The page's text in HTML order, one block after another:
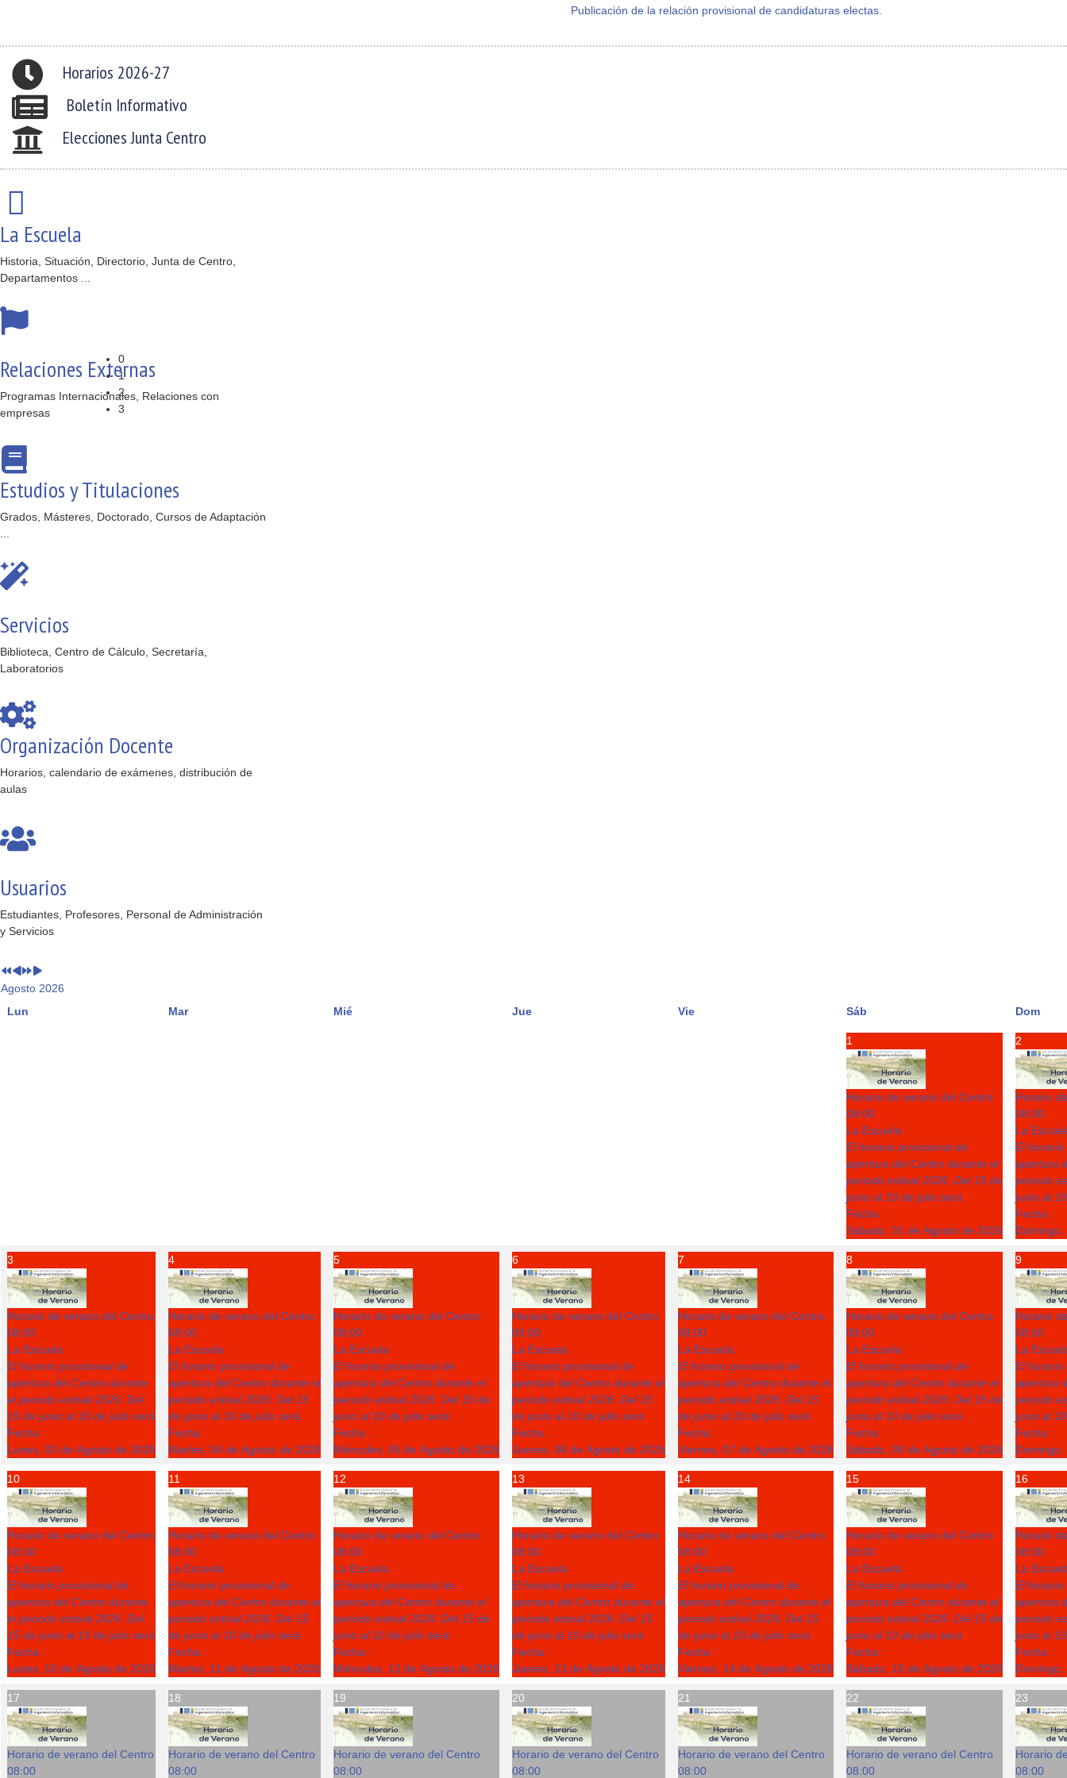
0
1
2
3
Publicación de la relación provisional de candidaturas electas.
Horarios 2026-27
Boletín Informativo
Elecciones Junta Centro
La Escuela
Historia, Situación, Directorio, Junta de Centro,
Departamentos ...
Relaciones Externas
Programas Internacionales, Relaciones con
empresas
Estudios y Titulaciones
Grados, Másteres, Doctorado, Cursos de Adaptación
Servicios
Biblioteca, Centro de Cálculo, Secretaría,
Laboratorios
Organización Docente
Horarios, calendario de exámenes, distribución de
aulas
Usuarios
Estudiantes, Profesores, Personal de Administración
y Servicios
Agosto 2026
Lun
Mar Mié Jue Vie Sáb Dom
1
Horario de verano del Centro
08:00
La Escuela
El horario provisional de
apertura del Centro durante el
periodo estival 2026: Del 15 de
junio al 10 de julio será
Fecha :
Sábado, 01 de Agosto de 2026
2
Horario
08:00
La
El horario
apertura
periodo
junio al
Fecha :
3
Horario de verano del Centro
08:00
La Escuela
El horario provisional de
apertura del Centro durante
el periodo estival 2026: Del
15 de junio al 10 de julio será
Fecha :
Lunes, 03 de Agosto de 2026
4
Horario de verano del Centro
08:00
La Escuela
El horario provisional de
apertura del Centro durante el
periodo estival 2026: Del 15
de junio al 10 de julio será
Fecha :
Martes, 04 de Agosto de 2026
5
Horario de verano del Centro
08:00
La Escuela
El horario provisional de
apertura del Centro durante el
periodo estival 2026: Del 15 de
junio al 10 de julio será
Fecha :
Miércoles, 05 de Agosto de 2026
6
Horario de verano del Centro
08:00
La Escuela
El horario provisional de
apertura del Centro durante el
periodo estival 2026: Del 15
de junio al 10 de julio será
Fecha :
Jueves, 06 de Agosto de 2026
7
Horario de verano del Centro
08:00
La Escuela
El horario provisional de
apertura del Centro durante el
periodo estival 2026: Del 15
de junio al 10 de julio será
Fecha :
Viernes, 07 de Agosto de 2026
8
Horario de verano del Centro
08:00
La Escuela
El horario provisional de
apertura del Centro durante el
periodo estival 2026: Del 15 de
junio al 10 de julio será
Fecha :
Sábado, 08 de Agosto de 2026
9
Horario
08:00
La
El horario
apertura
periodo
junio al
Fecha :
10
Horario de verano del Centro
08:00
La Escuela
El horario provisional de
apertura del Centro durante
el periodo estival 2026: Del
15 de junio al 10 de julio será
Fecha :
Lunes, 10 de Agosto de 2026
11
Horario de verano del Centro
08:00
La Escuela
El horario provisional de
apertura del Centro durante el
periodo estival 2026: Del 15
de junio al 10 de julio será
Fecha :
Martes, 11 de Agosto de 2026
12
Horario de verano del Centro
08:00
La Escuela
El horario provisional de
apertura del Centro durante el
periodo estival 2026: Del 15 de
junio al 10 de julio será
Fecha :
Miércoles, 12 de Agosto de 2026
13
Horario de verano del Centro
08:00
La Escuela
El horario provisional de
apertura del Centro durante el
periodo estival 2026: Del 15
de junio al 10 de julio será
Fecha :
Jueves, 13 de Agosto de 2026
14
Horario de verano del Centro
08:00
La Escuela
El horario provisional de
apertura del Centro durante el
periodo estival 2026: Del 15
de junio al 10 de julio será
Fecha :
Viernes, 14 de Agosto de 2026
15
Horario de verano del Centro
08:00
La Escuela
El horario provisional de
apertura del Centro durante el
periodo estival 2026: Del 15 de
junio al 10 de julio será
Fecha :
Sábado, 15 de Agosto de 2026
16
Horario
08:00
La
El horario
apertura
periodo
junio al
Fecha :
17
Horario de verano del Centro
08:00
18
Horario de verano del Centro
08:00
19
Horario de verano del Centro
08:00
20
Horario de verano del Centro
08:00
21
Horario de verano del Centro
08:00
22
Horario de verano del Centro
08:00
23
Horario
08:00